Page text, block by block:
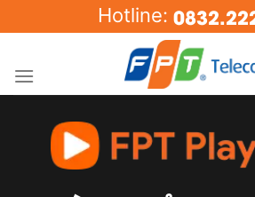
to
Hotline: